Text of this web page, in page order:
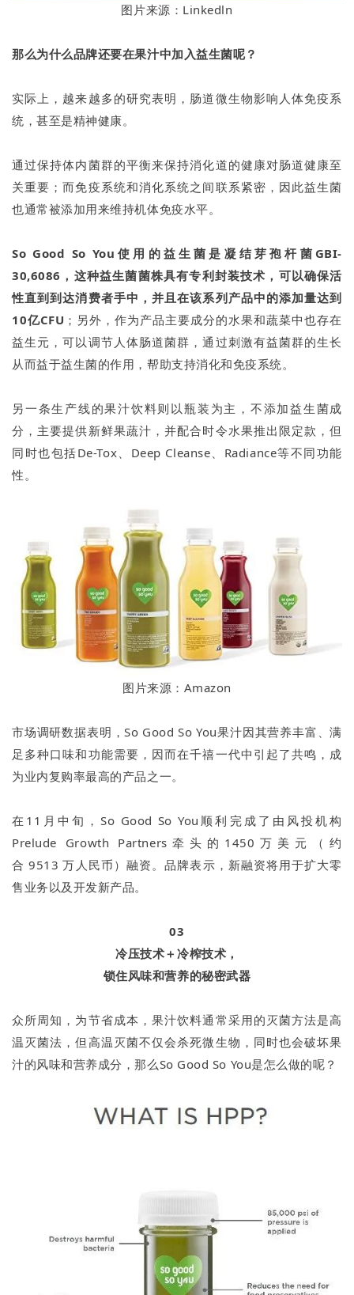
图片来源：Linkedln
那么为什么品牌还要在果汁中加入益生菌呢？
实际上，越来越多的研究表明，肠道微生物影响人体免疫系
统，甚至是精神健康。
通过保持体内菌群的平衡来保持消化道的健康对肠道健康至
关重要；而免疫系统和消化系统之间联系紧密，因此益生菌
也通常被添加用来维持机体免疫水平。
So Good So You 使用的益生菌是凝结芽孢杆菌GBI-
30,6086，这种益生菌菌株具有专利封装技术，可以确保活
性直到到达消费者手中，并且在该系列产品中的添加量达到
10亿CFU ；另外，作为产品主要成分的水果和蔬菜中也存在
益生元，可以调节人体肠道菌群，通过刺激有益菌群的生长
从而益于益生菌的作用，帮助支持消化和免疫系统。
另一条生产线的果汁饮料则以瓶装为主，不添加益生菌成
分，主要提供新鲜果蔬汁，并配合时令水果推出限定款，但
同时也包括De-Tox、Deep Cleanse、Radiance等不同功能
性。
图片来源：Amazon
市场调研数据表明，So Good So You果汁因其营养丰富、满
足多种口味和功能需要，因而在千禧一代中引起了共鸣，成
为业内复购率最高的产品之一。
在11月中旬，So Good So You顺利完成了由风投机构
Prelude Growth Partners牵头的1450万美元（约
合 9513 万人民币）融资。品牌表示，新融资将用于扩大零
售业务以及开发新产品。
03
冷压技术＋冷榨技术，
锁住风味和营养的秘密武器
众所周知，为节省成本，果汁饮料通常采用的灭菌方法是高
温灭菌法，但高温灭菌不仅会杀死微生物，同时也会破坏果
汁的风味和营养成分，那么So Good So You是怎么做的呢？